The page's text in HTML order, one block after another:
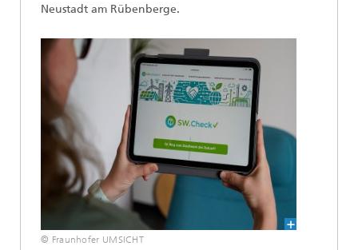
Neustadt am Rübenberge.
© Fraunhofer UMSICHT